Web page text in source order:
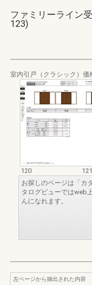
ファミリーライン
123)
室内引戸（クラシック）
120
121
お探しのページは「カ
タログビューではweb
んになれます。
左ページから抽出された内容